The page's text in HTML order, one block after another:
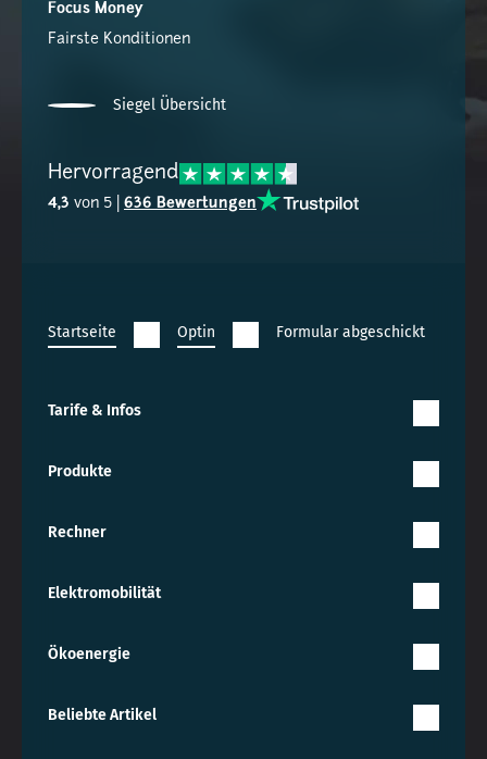
Focus Money
Fairste Konditionen
Siegel Übersicht
Hervorragend
4,3 von 5 | 636 Bewertungen
Startseite Optin Formular abgeschickt
Tarife & Infos
Produkte
Rechner
Elektromobilität
Ökoenergie
Beliebte Artikel